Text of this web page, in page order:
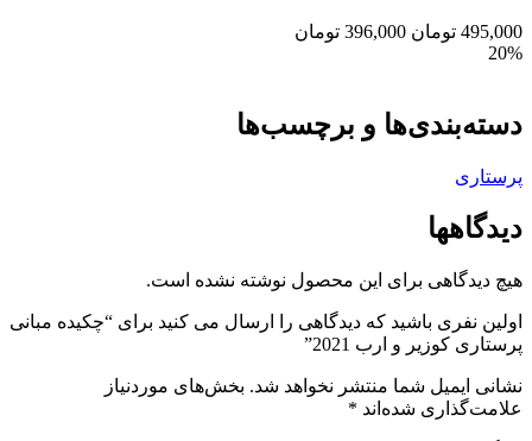
495,000 تومان 396,000 تومان
20%
دسته‌بندی‌ها و برچسب‌ها
پرستاری
دیدگاهها
هیچ دیدگاهی برای این محصول نوشته نشده است.
اولین نفری باشید که دیدگاهی را ارسال می کنید برای “چکیده مبانی
پرستاری کوزیر و ارب 2021”
نشانی ایمیل شما منتشر نخواهد شد. بخش‌های موردنیاز
علامت‌گذاری شده‌اند *